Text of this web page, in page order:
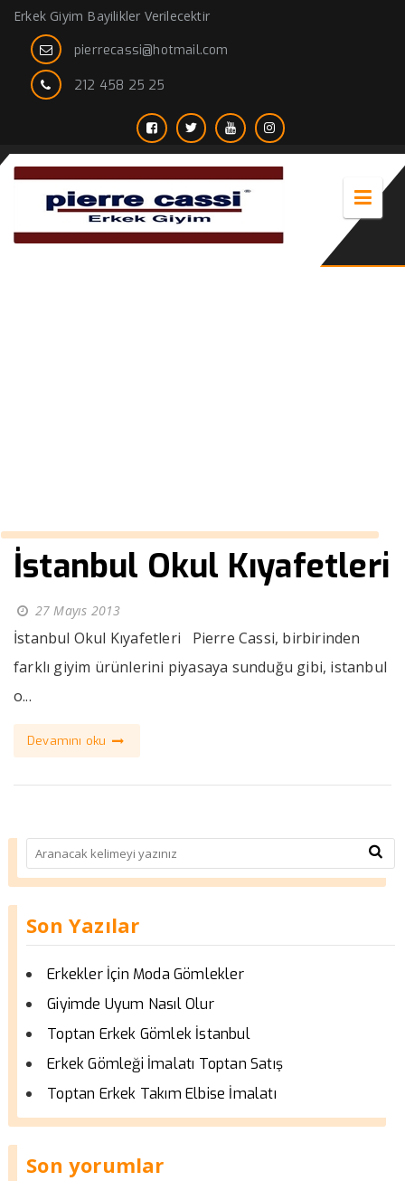
Erkek Giyim Bayilikler Verilecektir
pierrecassi@hotmail.com
212 458 25 25
İstanbul Okul Kıyafetleri
27 Mayıs 2013
İstanbul Okul Kıyafetleri Pierre Cassi, birbirinden
farklı giyim ürünlerini piyasaya sunduğu gibi, istanbul
o...
Devamını oku
Son Yazılar
Erkekler İçin Moda Gömlekler
Giyimde Uyum Nasıl Olur
Toptan Erkek Gömlek İstanbul
Erkek Gömleği İmalatı Toptan Satış
Toptan Erkek Takım Elbise İmalatı
Son yorumlar